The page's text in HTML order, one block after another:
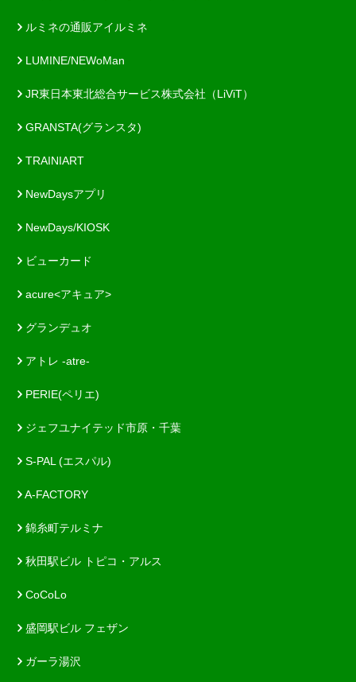
ルミネの通販アイルミネ
LUMINE/NEWoMan
JR東日本東北総合サービス株式会社（LiViT）
GRANSTA(グランスタ)
TRAINIART
NewDaysアプリ
NewDays/KIOSK
ビューカード
acure<アキュア>
グランデュオ
アトレ -atre-
PERIE(ペリエ)
ジェフユナイテッド市原・千葉
S-PAL (エスパル)
A-FACTORY
錦糸町テルミナ
秋田駅ビル トピコ・アルス
CoCoLo
盛岡駅ビル フェザン
ガーラ湯沢